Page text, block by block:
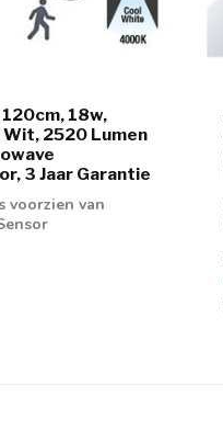
18w,
2520 Lumen
3 Jaar Garantie
voorzien van